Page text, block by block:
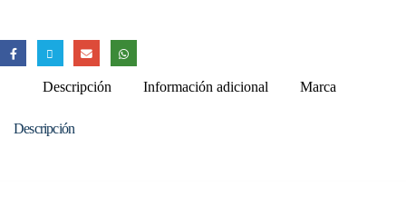
Descripción Información adicional Marca
Descripción